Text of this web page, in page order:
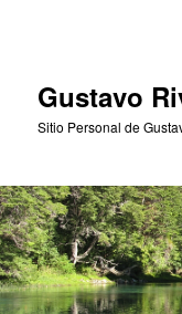
Gustavo
Sitio Personal de